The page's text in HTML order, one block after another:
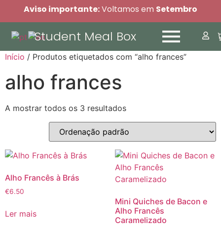
Aviso importante:Voltamos em Setembro
Student Meal Box
Início / Produtos etiquetados com “alho frances”
alho frances
A mostrar todos os 3 resultados
Alho Francês à Brás
€6.50
Ler mais
Mini Quiches de Bacon e
Alho Francês
Caramelizado